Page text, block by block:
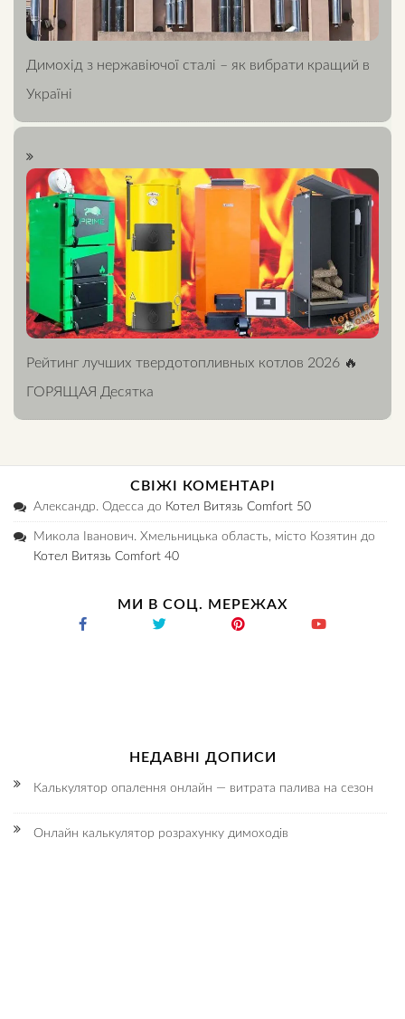
Димохід з нержавіючої сталі – як вибрати кращий в
Україні
Рейтинг лучших твердотопливных котлов 2026 🔥
ГОРЯЩАЯ Десятка
СВІЖІ КОМЕНТАРІ
Александр. Одесса до Котел Витязь Comfort 50
Микола Іванович. Хмельницька область, місто Козятин до
Котел Витязь Comfort 40
МИ В СОЦ. МЕРЕЖАХ
НЕДАВНІ ДОПИСИ
Калькулятор опалення онлайн — витрата палива на сезон
Онлайн калькулятор розрахунку димоходів